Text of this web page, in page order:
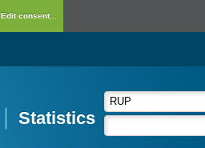
Edit consent...
Statistics